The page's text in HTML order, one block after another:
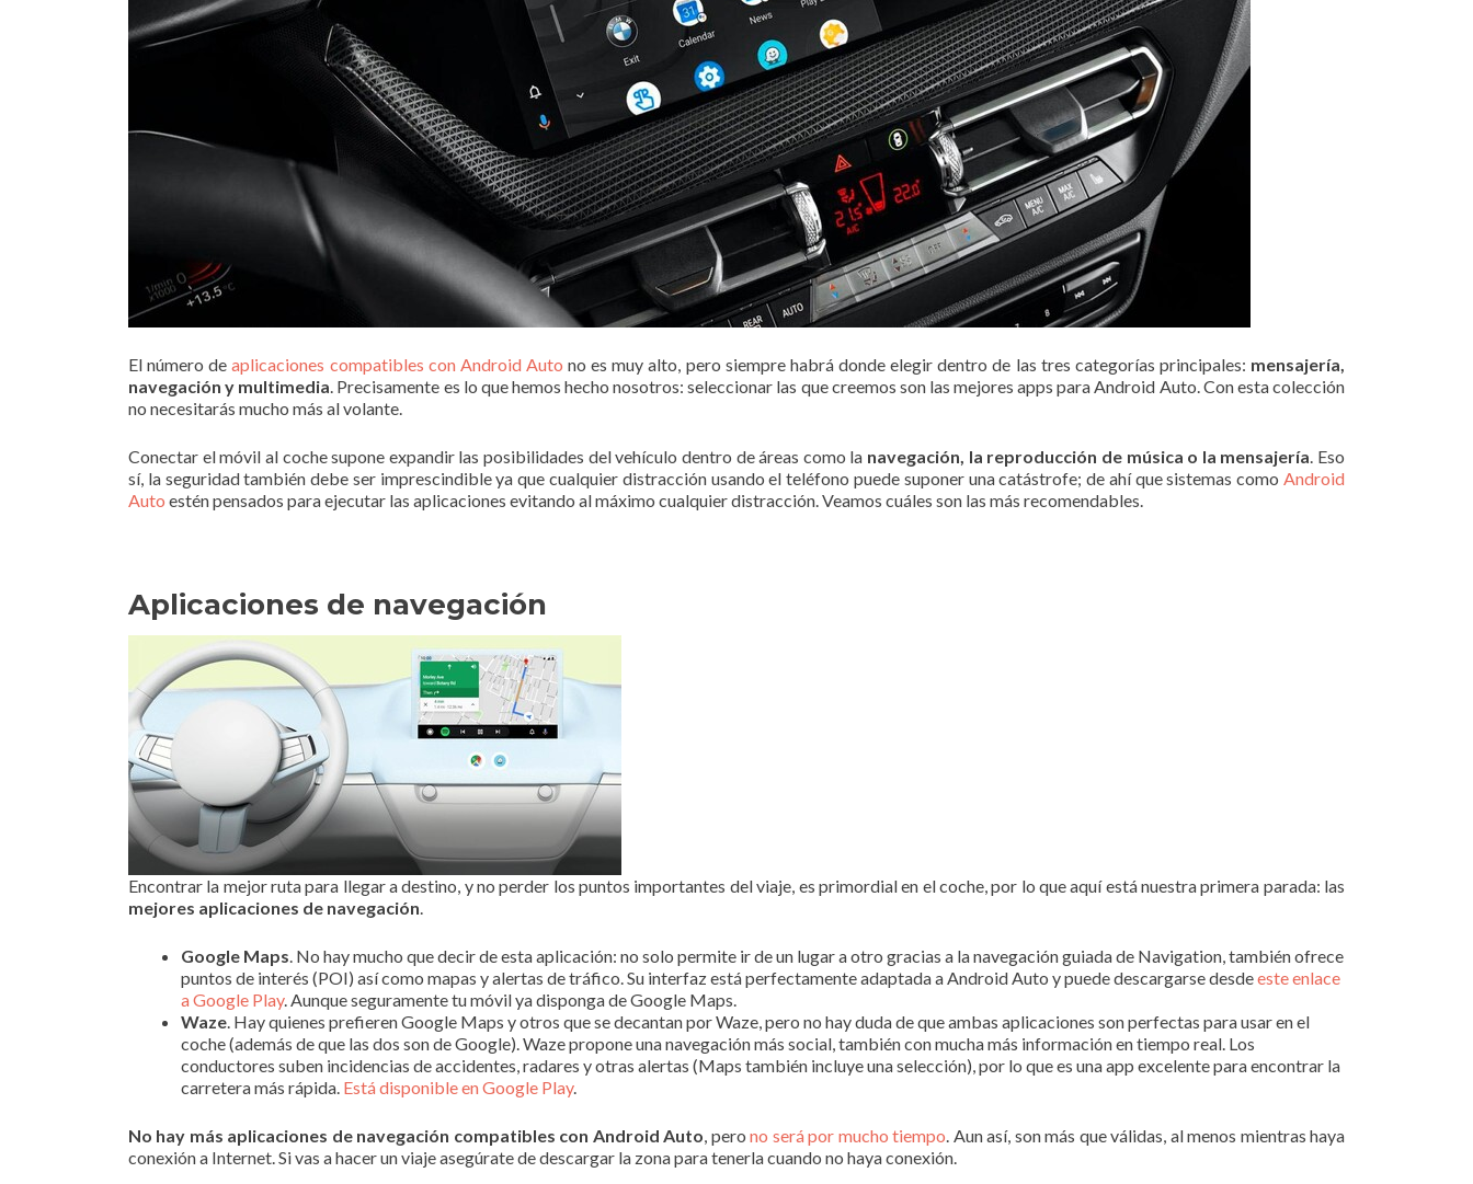
El número deaplicaciones compatibles con Android Auto no es muy alto, pero siempre habrá donde elegir dentro de las tres categorías principales: mensajería,
navegación y multimedia. Precisamente es lo que hemos hecho nosotros: seleccionar las que creemos son las mejores apps para Android Auto. Con esta colección
no necesitarás mucho más al volante.
Conectar el móvil al coche supone expandir las posibilidades del vehículo dentro de áreas como la navegación, la reproducción de música o la mensajería. Eso
sí, la seguridad también debe ser imprescindible ya que cualquier distracción usando el teléfono puede suponer una catástrofe; de ahí que sistemas como Android
Auto estén pensados para ejecutar las aplicaciones evitando al máximo cualquier distracción. Veamos cuáles son las más recomendables.
Aplicaciones de navegación
Encontrar la mejor ruta para llegar a destino, y no perder los puntos importantes del viaje, es primordial en el coche, por lo que aquí está nuestra primera parada: las
mejores aplicaciones de navegación.
Google Maps. No hay mucho que decir de esta aplicación: no solo permite ir de un lugar a otro gracias a la navegación guiada de Navigation, también ofrece
puntos de interés (POI) así como mapas y alertas de tráfico. Su interfaz está perfectamente adaptada a Android Auto y puede descargarse desdeeste enlace
a Google Play. Aunque seguramente tu móvil ya disponga de Google Maps.
Waze. Hay quienes prefieren Google Maps y otros que se decantan por Waze, pero no hay duda de que ambas aplicaciones son perfectas para usar en el
coche (además de que las dos son de Google). Waze propone una navegación más social, también con mucha más información en tiempo real. Los
conductores suben incidencias de accidentes, radares y otras alertas (Maps también incluye una selección), por lo que es una app excelente para encontrar la
carretera más rápida. Está disponible en Google Play.
No hay más aplicaciones de navegación compatibles con Android Auto, perono será por mucho tiempo. Aun así, son más que válidas, al menos mientras haya
conexión a Internet. Si vas a hacer un viaje asegúrate de descargar la zona para tenerla cuando no haya conexión.